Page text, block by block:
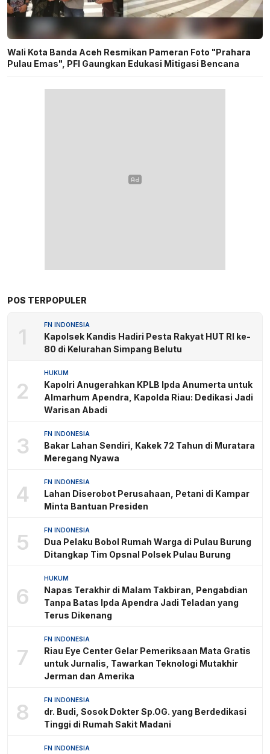
Wali Kota Banda Aceh Resmikan Pameran Foto "Prahara
Pulau Emas", PFI Gaungkan Edukasi Mitigasi Bencana
POS TERPOPULER
1 FN INDONESIA
Kapolsek Kandis Hadiri Pesta Rakyat HUT RI ke-
80 di Kelurahan Simpang Belutu
2
HUKUM
Kapolri Anugerahkan KPLB Ipda Anumerta untuk
Almarhum Apendra, Kapolda Riau: Dedikasi Jadi
Warisan Abadi
3 FN INDONESIA
Bakar Lahan Sendiri, Kakek 72 Tahun di Muratara
Meregang Nyawa
4 FN INDONESIA
Lahan Diserobot Perusahaan, Petani di Kampar
Minta Bantuan Presiden
5 FN INDONESIA
Dua Pelaku Bobol Rumah Warga di Pulau Burung
Ditangkap Tim Opsnal Polsek Pulau Burung
6
HUKUM
Napas Terakhir di Malam Takbiran, Pengabdian
Tanpa Batas Ipda Apendra Jadi Teladan yang
Terus Dikenang
7
FN INDONESIA
Riau Eye Center Gelar Pemeriksaan Mata Gratis
untuk Jurnalis, Tawarkan Teknologi Mutakhir
Jerman dan Amerika
8 FN INDONESIA
dr. Budi, Sosok Dokter Sp.OG. yang Berdedikasi
Tinggi di Rumah Sakit Madani
FN INDONESIA